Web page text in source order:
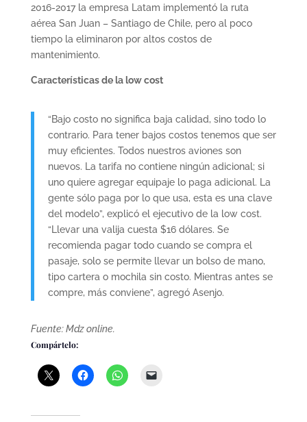
2016-2017 la empresa Latam implementó la ruta
aérea San Juan – Santiago de Chile, pero al poco
tiempo la eliminaron por altos costos de
mantenimiento.
Características de la low cost
“Bajo costo no significa baja calidad, sino todo lo
contrario. Para tener bajos costos tenemos que ser
muy eficientes. Todos nuestros aviones son
nuevos. La tarifa no contiene ningún adicional; si
uno quiere agregar equipaje lo paga adicional. La
gente sólo paga por lo que usa, esta es una clave
del modelo”, explicó el ejecutivo de la low cost.
“Llevar una valija cuesta $16 dólares. Se
recomienda pagar todo cuando se compra el
pasaje, solo se permite llevar un bolso de mano,
tipo cartera o mochila sin costo. Mientras antes se
compre, más conviene”, agregó Asenjo.
Fuente: Mdz online.
Compártelo: